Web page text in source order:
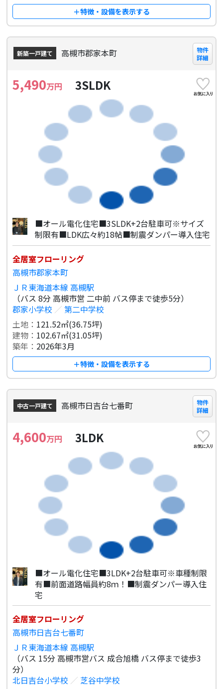
＋特徴・設備を表示する
新築一戸建て 高槻市郡家本町
物件
詳細
5,490万円 3SLDK
■オール電化住宅■3SLDK+2台駐車可※サイズ
制限有■LDK広々約18帖■制震ダンパー導入住宅
全居室フローリング
高槻市郡家本町
ＪＲ東海道本線 高槻駅
（バス 8分 高槻市営 二中前 バス停まで徒歩5分）
郡家小学校 ／ 第二中学校
土地： 121.52㎡(36.75坪)
建物： 102.67㎡(31.05坪)
築年： 2026年3月
＋特徴・設備を表示する
中古一戸建て 高槻市日吉台七番町
物件
詳細
4,600万円 3LDK
■オール電化住宅■3LDK+2台駐車可※車種制限
有■前面道路幅員約8ｍ！■制震ダンパー導入住
宅
全居室フローリング
高槻市日吉台七番町
ＪＲ東海道本線 高槻駅
（バス 15分 高槻市営バス 成合旭橋 バス停まで徒歩3
分）
北日吉台小学校 ／ 芝谷中学校